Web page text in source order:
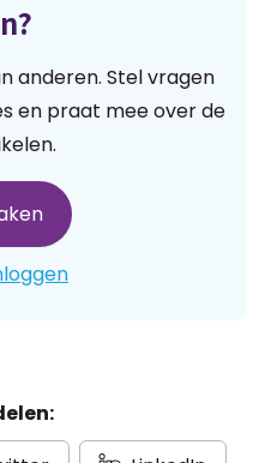
anderen. Stel vragen
en praat mee over de